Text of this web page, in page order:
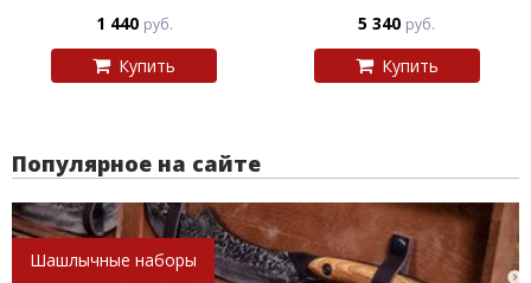
1 440 руб.
Купить
5 340 руб.
Купить
Популярное на сайте
Шашлычные наборы